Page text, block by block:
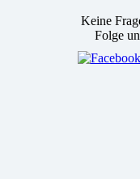
Keine
Folge